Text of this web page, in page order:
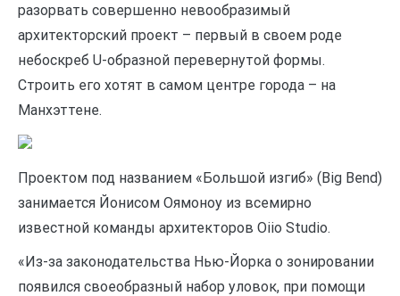
разорвать совершенно невообразимый
архитекторский проект – первый в своем роде
небоскреб U-образной перевернутой формы.
Строить его хотят в самом центре города – на
Манхэттене.
Проектом под названием «Большой изгиб» (Big Bend)
занимается Йонисом Оямоноу из всемирно
известной команды архитекторов Oiio Studio.
«Из-за законодательства Нью-Йорка о зонировании
появился своеобразный набор уловок, при помощи